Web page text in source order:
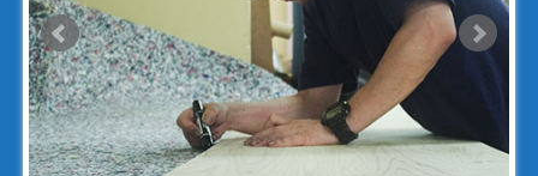
ジャックゴム
シャネル
アンティグアライン
カンボンライン